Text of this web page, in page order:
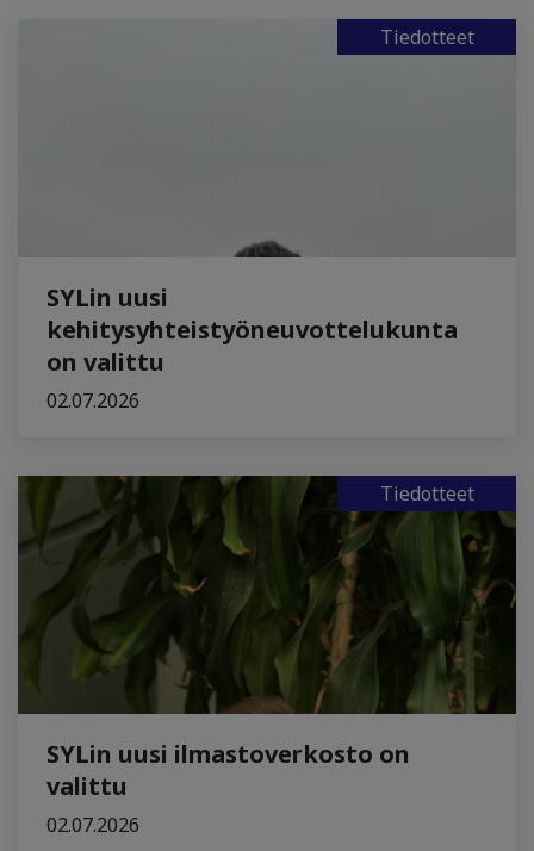
Tiedotteet
SYLin uusi
kehitysyhteistyöneuvottelukunta
on valittu
02.07.2026
Tiedotteet
SYLin uusi ilmastoverkosto on
valittu
02.07.2026